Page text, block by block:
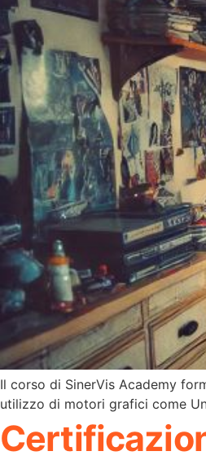
Il corso di SinerVis Academy
utilizzo di motori grafici come